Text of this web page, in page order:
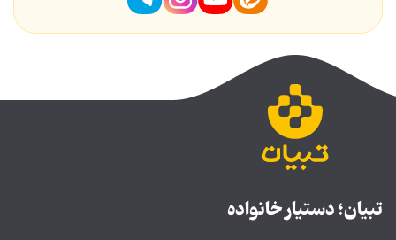
تبیان؛ دستیار خانواده